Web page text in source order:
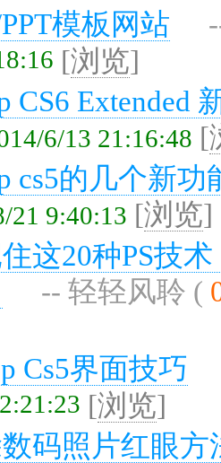
模板网站
[浏览]
CS6 Extended
6/13 21:16:48 [
cs5的几个新功
21 9:40:13 [浏览]
这20种PS技
-- 轻轻风聆 (
Cs5界面技巧
[浏览]
码照片红眼方